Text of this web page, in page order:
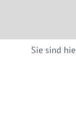
Sie sind